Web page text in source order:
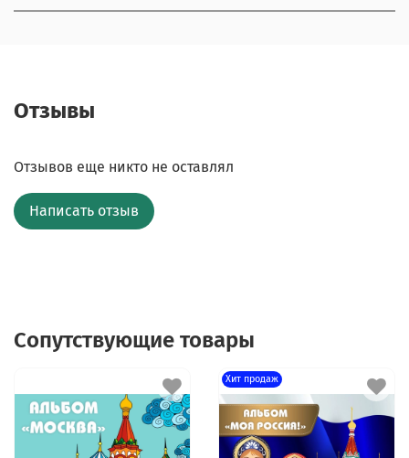
Отзывы
Отзывов еще никто не оставлял
Написать отзыв
Сопутствующие товары
Хит продаж